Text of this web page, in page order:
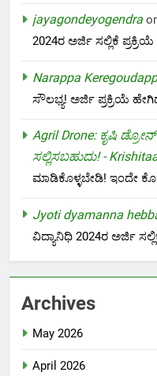
jayagondeyogendra
2024ರ ಅರ್ಜಿ ಸಲ್ಲಿಕೆ ಪ್ರಕ್ರಿಯೆ
Narappa
ಸೌಲಭ್ಯ! ಅರ್ಜಿ ಪ್ರಕ್ರಿಯೆ
Agril Drone: ಕೃಷಿ
ಸಲ್ಲಿಸಬಹುದು! -
ಮಾಡಿಕೊಳ್ಳಬೇಡಿ! ಇಂದೇ
Jyoti dyamanna
ವಿದ್ಯಾನಿಧಿ 2024ರ ಅರ್ಜಿ
Archives
May 2026
April 2026